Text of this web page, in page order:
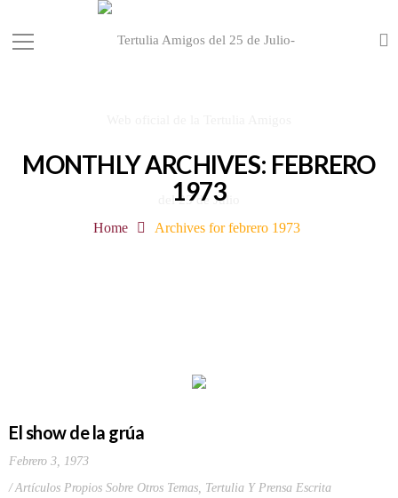
MONTHLY ARCHIVES: FEBRERO
1973
Home Archives for febrero 1973
El show de la grúa
Febrero 3, 1973
Artículos Propios Sobre Otros Temas, Tertulia Y Prensa Escrita